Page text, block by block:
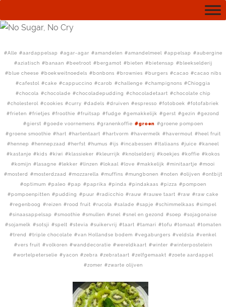
Alle aardappelsap agar-agar amandelen amandelmeel appelsap
aubergine
aziatisch
banaan beetroot bergamot bieten bietensap
bleekselderij
blue cheese
boekweitnoedels bonbons brownies burgers cacao
cacao nibs
cafestol
cake cappuccino carob challenge champignons
Chioggia
chocola
chocolade chocoladepudding chocoladetaart
chocolate chip
cholesterol
cookies curry dadels druiven espresso fotoboek
fotofabriek
frieten
frietjes froothie fruitsap fudge gemakkelijk gerst gezin
gezond
gierst
goede voornemens granenkoffie groen
groene pompoen
groene smoothie
hart hartentaart hartvorm havermelk havermout
heel fruit
hennep
hennepzaad herfst humus ijs incabessen Italiaans juice
kaneel
kastanje
kids kiwi klassieker kleurrijk knolselderij koekjes koffie
kokos
komijn
lasagne lekker linzen lokaal love makkelijk minitaartje
mooi
mosterd
mosterdzaad mozzarella muffins mungbonen noten olijven
ontbijt
optimum
paleo pap paprika pinda pindakaas pizza
pompoen
pompoenpitten
pudding puur radicchio rauw rauwe taart raw
raw cake
regenboog
reizen rood fruit rucola salade sapje schimmelkaas
simpel
sinaasappelsap
smoothie smullen snel snel en gezond soep
sojagonaise
sojamelk
sotsji spelt stevia suikervrij taart tamari tofu tomaat
tomaten
trend
triple chocolate van Hollandse bodem vegaburgers veldsla
venkel
vers fruit
volkoren wanddecoratie wereldkaart winter
winterpostelein
wortelpeterselie
yacon zebra zebrataart zelfgemaakt
zoete aardappel
zomer
zwarte olijven